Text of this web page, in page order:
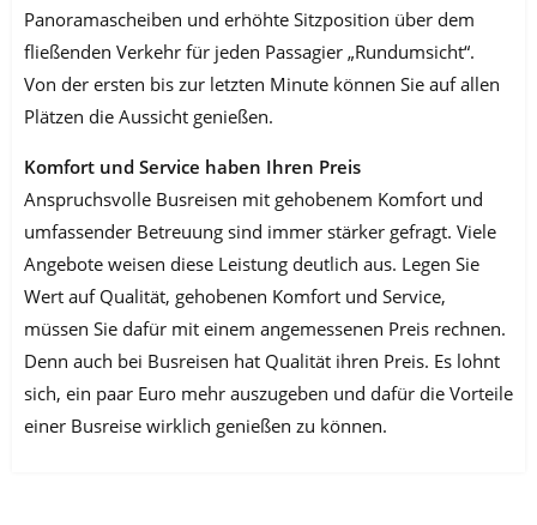
Panoramascheiben und erhöhte Sitzposition über dem
fließenden Verkehr für jeden Passagier „Rundumsicht“.
Von der ersten bis zur letzten Minute können Sie auf allen
Plätzen die Aussicht genießen.
Komfort und Service haben Ihren Preis
Anspruchsvolle Busreisen mit gehobenem Komfort und
umfassender Betreuung sind immer stärker gefragt. Viele
Angebote weisen diese Leistung deutlich aus. Legen Sie
Wert auf Qualität, gehobenen Komfort und Service,
müssen Sie dafür mit einem angemessenen Preis rechnen.
Denn auch bei Busreisen hat Qualität ihren Preis. Es lohnt
sich, ein paar Euro mehr auszugeben und dafür die Vorteile
einer Busreise wirklich genießen zu können.